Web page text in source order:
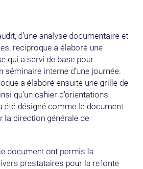
d’une analyse documentaire et
reciproque a élaboré une
qui a servi de base pour
séminaire interne d’une journée.
a élaboré ensuite une grille de
qu'un cahier d’orientations
été désigné comme le document
la direction générale de
document ont permis la
prestataires pour la refonte